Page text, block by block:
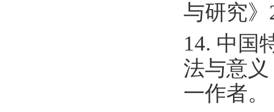
与研究》
14. 中国
法与意义
一作者。